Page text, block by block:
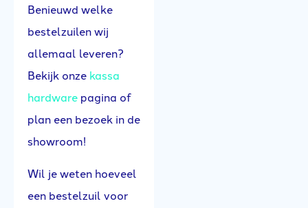
Benieuwd welke
bestelzuilen wij
allemaal leveren?
Bekijk onze kassa
hardware pagina of
plan een bezoek in de
showroom!
Wil je weten hoeveel
een bestelzuil voor